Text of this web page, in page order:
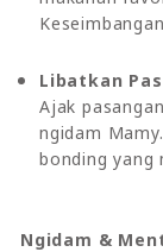
Libatkan
Ajak
ngidam
bonding yang
Ngidam &